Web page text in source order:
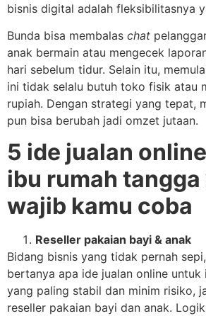
bisnis digital adalah fleksibilitasnya
Bunda bisa membalas chat
anak bermain atau mengecek
hari sebelum tidur. Selain itu,
ini tidak selalu butuh toko fisik atau
rupiah. Dengan strategi yang tepat,
pun bisa berubah jadi omzet jutaan.
5 ide jualan
ibu rumah tangga
wajib kamu coba
Reseller pakaian bayi & anak
Bidang bisnis yang tidak pernah
bertanya apa ide jualan online untuk
yang paling stabil dan minim risiko,
reseller pakaian bayi dan anak.